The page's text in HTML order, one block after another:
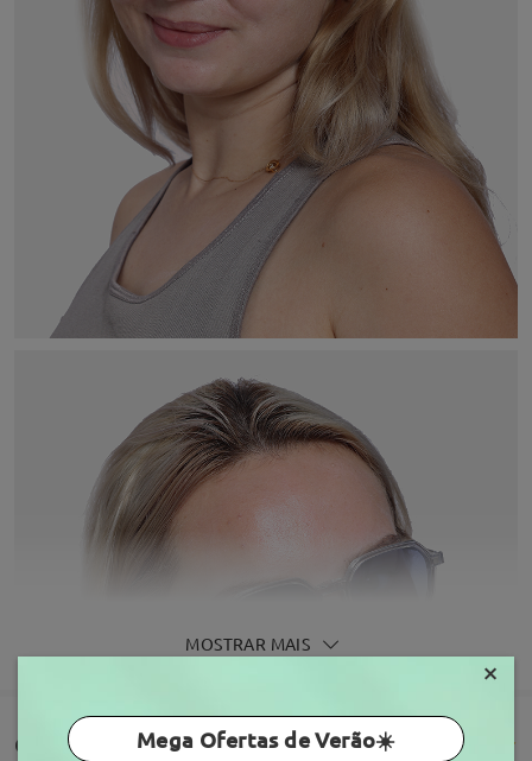
MOSTRAR MAIS
Comentários de clientes(107)
×
Mega Ofertas de Verão☀️